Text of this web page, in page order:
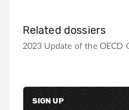
:
/
w
s
o
.
Related dossiers
2023 Update of the OECD
SIGN UP